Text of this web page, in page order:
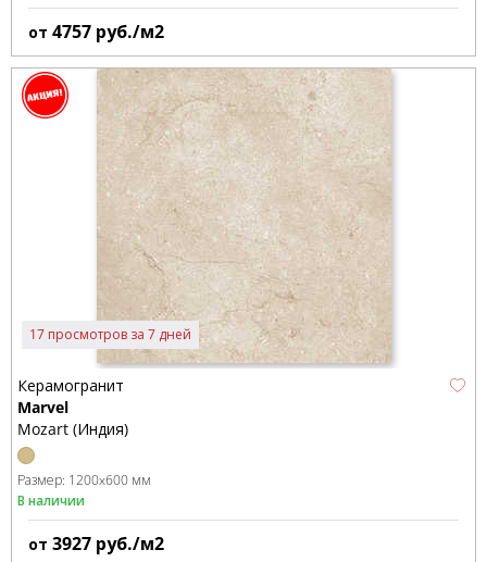
от 4757 руб./м2
17 просмотров за 7 дней
Керамогранит
Marvel
Mozart (Индия)
Размер: 1200x600 мм
В наличии
от 3927 руб./м2